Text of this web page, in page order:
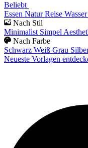
Beliebt
Essen Natur Reise Wasser
Nach Stil
Minimalist Simpel
Nach Farbe
Schwarz Weiß Grau
Neueste Vorlagen